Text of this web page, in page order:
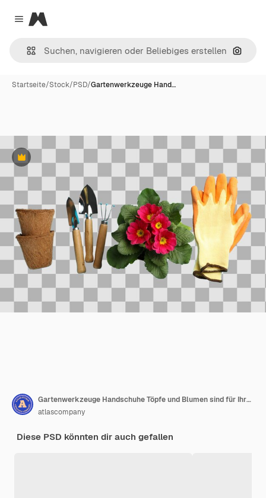
Close menu
Magnific
Nach
Startseite/Stock/PSD/Gartenwerkzeuge Hand…
Premium
Gartenwerkzeuge Handschuhe Töpfe und Blumen sind für Ihre Gartenarbeiten organisiert, isoliert auf weißem PNG
atlascompany
Diese PSD könnten dir auch gefallen